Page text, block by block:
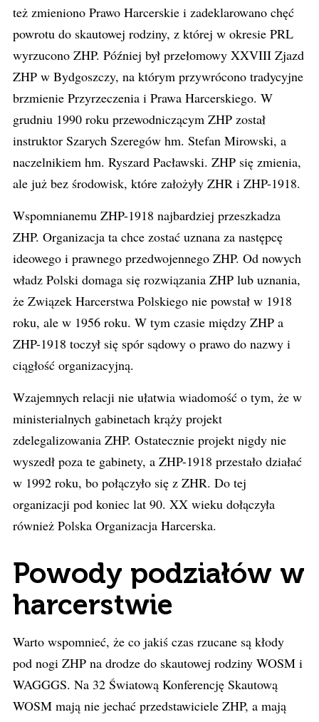
też zmieniono Prawo Harcerskie i zadeklarowano chęć
powrotu do skautowej rodziny, z której w okresie PRL
wyrzucono ZHP. Później był przełomowy XXVIII Zjazd
ZHP w Bydgoszczy, na którym przywrócono tradycyjne
brzmienie Przyrzeczenia i Prawa Harcerskiego. W
grudniu 1990 roku przewodniczącym ZHP został
instruktor Szarych Szeregów hm. Stefan Mirowski, a
naczelnikiem hm. Ryszard Pacławski. ZHP się zmienia,
ale już bez środowisk, które założyły ZHR i ZHP-1918.
Wspomnianemu ZHP-1918 najbardziej przeszkadza
ZHP. Organizacja ta chce zostać uznana za następcę
ideowego i prawnego przedwojennego ZHP. Od nowych
władz Polski domaga się rozwiązania ZHP lub uznania,
że Związek Harcerstwa Polskiego nie powstał w 1918
roku, ale w 1956 roku. W tym czasie między ZHP a
ZHP-1918 toczył się spór sądowy o prawo do nazwy i
ciągłość organizacyjną.
Wzajemnych relacji nie ułatwia wiadomość o tym, że w
ministerialnych gabinetach krąży projekt
zdelegalizowania ZHP. Ostatecznie projekt nigdy nie
wyszedł poza te gabinety, a ZHP-1918 przestało działać
w 1992 roku, bo połączyło się z ZHR. Do tej
organizacji pod koniec lat 90. XX wieku dołączyła
również Polska Organizacja Harcerska.
Powody podziałów w
harcerstwie
Warto wspomnieć, że co jakiś czas rzucane są kłody
pod nogi ZHP na drodze do skautowej rodziny WOSM i
WAGGGS. Na 32 Światową Konferencję Skautową
WOSM mają nie jechać przedstawiciele ZHP, a mają